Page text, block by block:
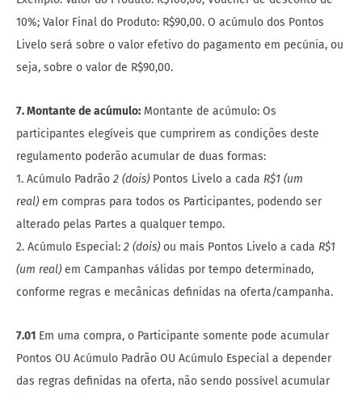
10%; Valor Final do Produto: R$90,00. O acúmulo dos Pontos
Livelo será sobre o valor efetivo do pagamento em pecúnia, ou
seja, sobre o valor de R$90,00.
7. Montante de acúmulo: Montante de acúmulo: Os
participantes elegíveis que cumprirem as condições deste
regulamento poderão acumular de duas formas:
1. Acúmulo Padrão 2 (dois)Pontos Livelo a cada R$1 (um
real)em compras para todos os Participantes, podendo ser
alterado pelas Partes a qualquer tempo.
2. Acúmulo Especial: 2 (dois)ou mais Pontos Livelo a cada R$1
(um real)em Campanhas válidas por tempo determinado,
conforme regras e mecânicas definidas na oferta/campanha.
7.01 Em uma compra, o Participante somente pode acumular
Pontos OU Acúmulo Padrão OU Acúmulo Especial a depender
das regras definidas na oferta, não sendo possível acumular